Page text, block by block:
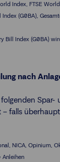
Index, FTSE
Index (G0BA),
Bill Index (G0BA)
nach
Spar-
– falls
NICA, Opinium,
Anleihen